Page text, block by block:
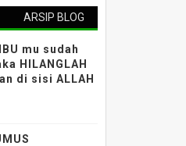
ARSIP BLOG
mu sudah
HILANGLAH
di sisi ALLAH